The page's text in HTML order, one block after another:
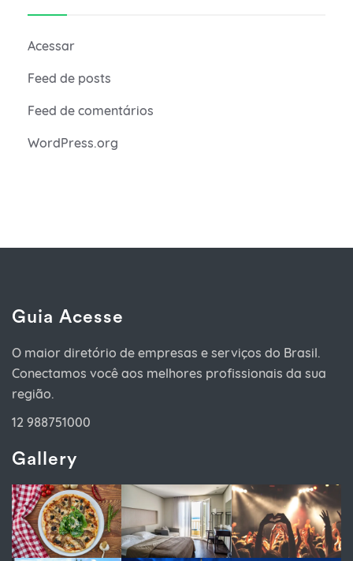
Acessar
Feed de posts
Feed de comentários
WordPress.org
Guia Acesse
O maior diretório de empresas e serviços do Brasil.
Conectamos você aos melhores profissionais da sua
região.
12 988751000
Gallery